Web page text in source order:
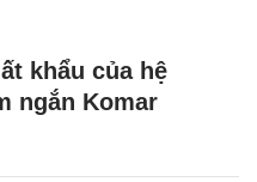
khẩu của hệ
ngắn Komar